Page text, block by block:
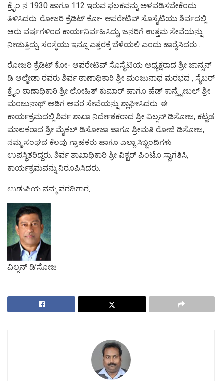
ಕ್ರೈಂ ನ 1930 ಹಾಗೂ 112 ಇರುವ ಫಲಕವನ್ನು ಅಳವಡಿಸಬೇಕೆಂದು
ತಿಳಿಸಿದರು. ರೋಜರಿ ಕ್ರೆಡಿಟ್ ಕೋ- ಆಪರೇಟಿವ್ ಸೊಸೈಟಿಯು ಶಿರ್ವದಲ್ಲಿ
ಆರು ವರ್ಷಗಳಿಂದ ಕಾರ್ಯನಿರ್ವಹಿಸಿದ್ದು, ಜನರಿಗೆ ಉತ್ತಮ ಸೇವೆಯನ್ನು
ನೀಡುತ್ತಿದ್ದು, ಸಂಸ್ಥೆಯು ಇನ್ನೂ ಎತ್ತರಕ್ಕೆ ಬೆಳೆಯಲಿ ಎಂದು ಹಾರೈಸಿದರು .
ರೋಜರಿ ಕ್ರೆಡಿಟ್ ಕೋ- ಆಪರೇಟಿವ್ ಸೊಸೈಟಿಯ ಅಧ್ಯಕ್ಷರಾದ ಶ್ರೀ ಜಾನ್ಸನ್
ಡಿ ಆಲ್ಮೇಡಾ ರವರು ಶಿರ್ವ ಠಾಣಾಧಿಕಾರಿ ಶ್ರೀ ಮಂಜುನಾಥ ಮರಭದ , ಸೈಬರ್
ಕ್ರೈಂ ಠಾಣಾಧಿಕಾರಿ ಶ್ರೀ ಲೋಹಿತ್ ಕುಮಾರ್ ಹಾಗೂ ಹೆಡ್ ಕಾನ್ಸ್ಟೇಬಲ್ ಶ್ರೀ
ಮಂಜುನಾಥ್ ಅಡಿಗ ಅವರ ಸೇವೆಯನ್ನು ಶ್ಲಾಘೀಸಿದರು. ಈ
ಕಾರ್ಯಕ್ರಮದಲ್ಲಿ ಶಿರ್ವ ಶಾಖಾ ನಿರ್ದೇಶಕರಾದ ಶ್ರೀ ವಿಲ್ಸನ್ ಡಿಸೋಜ, ಕಟ್ಟಡ
ಮಾಲಕರಾದ ಶ್ರೀ ಮೈಕಲ್ ಡಿಸೋಜಾ ಹಾಗೂ ಶ್ರೀಮತಿ ರೋಜಿ ಡಿಸೋಜ,
ನಮ್ಮ ಸಂಘದ ಕೆಲವು ಗ್ರಾಹಕರು ಹಾಗೂ ಎಲ್ಲಾ ಸಿಬ್ಬಂದಿಗಳು
ಉಪಸ್ಥಿತರಿದ್ದರು. ಶಿರ್ವ ಶಾಖಾಧಿಕಾರಿ ಶ್ರೀ ವಿಕ್ಟರ್ ಪಿಂಟೊ ಸ್ವಾಗತಿಸಿ,
ಕಾರ್ಯಕ್ರಮವನ್ನು ನಿರೂಪಿಸಿದರು.
ಉಡುಪಿಯ ನಮ್ಮ ವರದಿಗಾರ,
ವಿಲ್ಸನ್ ಡಿ’ಸೋಜ